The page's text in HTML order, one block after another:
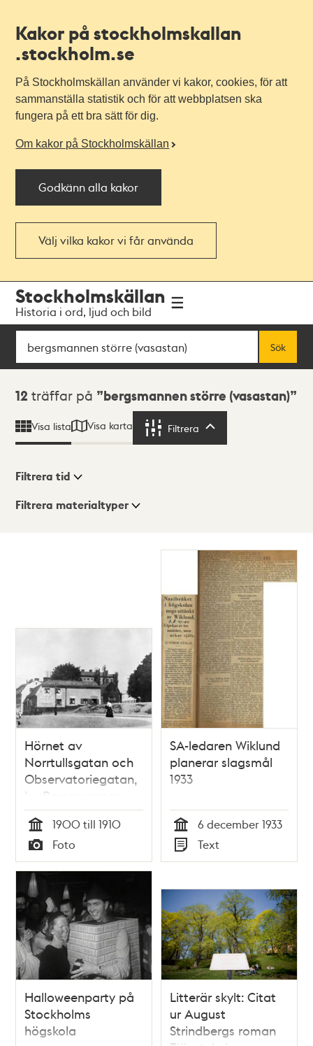
Kakor på stockholmskallan
.stockholm.se
På Stockholmskällan använder vi kakor, cookies, för att
sammanställa statistik och för att webbplatsen ska
fungera på ett bra sätt för dig.
Om kakor på Stockholmskällan
Godkänn alla kakor
Välj vilka kakor vi får använda
navigationen
huvudinnehållet
Stockholmskällan
Historia i ord, ljud och bild
Sök
Sök
Sökresultat
12 träffar på bergsmannen större (vasastan)
Visa lista Visa karta Filtrera
Visningsläge
Filtrera tid
Filtrera materialtyper
Hörnet av
Norrtullsgatan och
Observatoriegatan,
kv. Bergsmannen
Större. På fasaden
görs reklam för M.
Widforss
Krutmagasin och
Norrtulls
Gasmaskin-
vedsågeri
Tid
1900 till 1910
Typ
Foto
SA-ledaren Wiklund
planerar slagsmål
1933
Tid
6 december 1933
Typ
Text
Halloweenparty på
Stockholms
högskola
Litterär skylt: Citat
ur August
Strindbergs roman